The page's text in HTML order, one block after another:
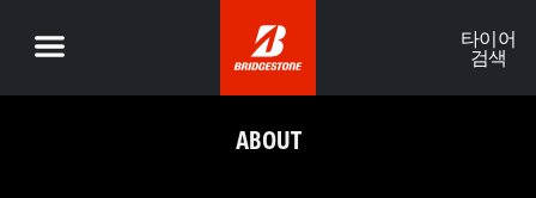
타이어
검색
ABOUT